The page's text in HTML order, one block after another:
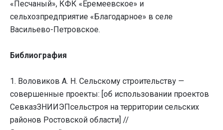
«Песчаный», КФК «Еремеевское» и
сельхозпредприятие «Благодарное» в селе
Васильево-Петровское.
Библиография
1. Воловиков А. Н. Сельскому строительству —
совершенные проекты: [об использовании проектов
СевказЗНИИЭПсельстроя на территории сельских
районов Ростовской области] //